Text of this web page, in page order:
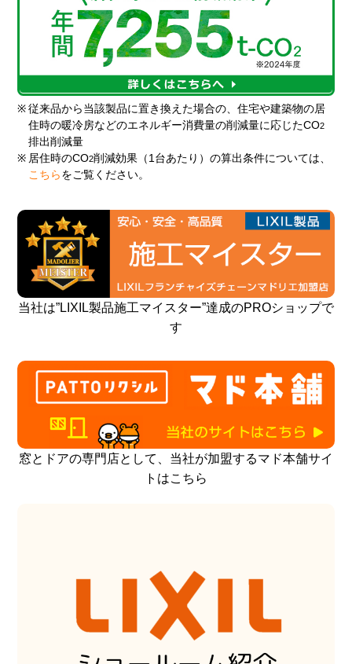
※ 従来品から当該製品に置き換えた場合の、住宅や建築物の居
住時の暖冷房などのエネルギー消費量の削減量に応じたCO2
排出削減量
※ 居住時のCO2削減効果（1台あたり）の算出条件については、
こちら をご覧ください。
当社は”LIXIL製品施工マイスター”達成のPROショップで
す
窓とドアの専門店として、当社が加盟するマド本舗サイ
トはこちら